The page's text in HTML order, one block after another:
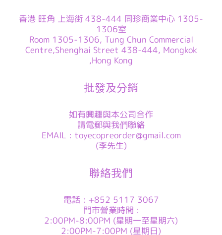
香港 旺角 上海街 438-444 同珍商業中心 1305-
1306室
Room 1305-1306, Tung Chun Commercial
Centre,Shenghai Street 438-444, Mongkok
,Hong Kong
批發及分銷
如有興趣與本公司合作
請電郵與我們聯絡
EMAIL : toyecopreorder@gmail.com
(李先生)
聯絡我們
電話 : +852 5117 3067
門市營業時間 :
2:00PM-8:00PM (星期一至星期六)
2:00PM-7:00PM (星期日)